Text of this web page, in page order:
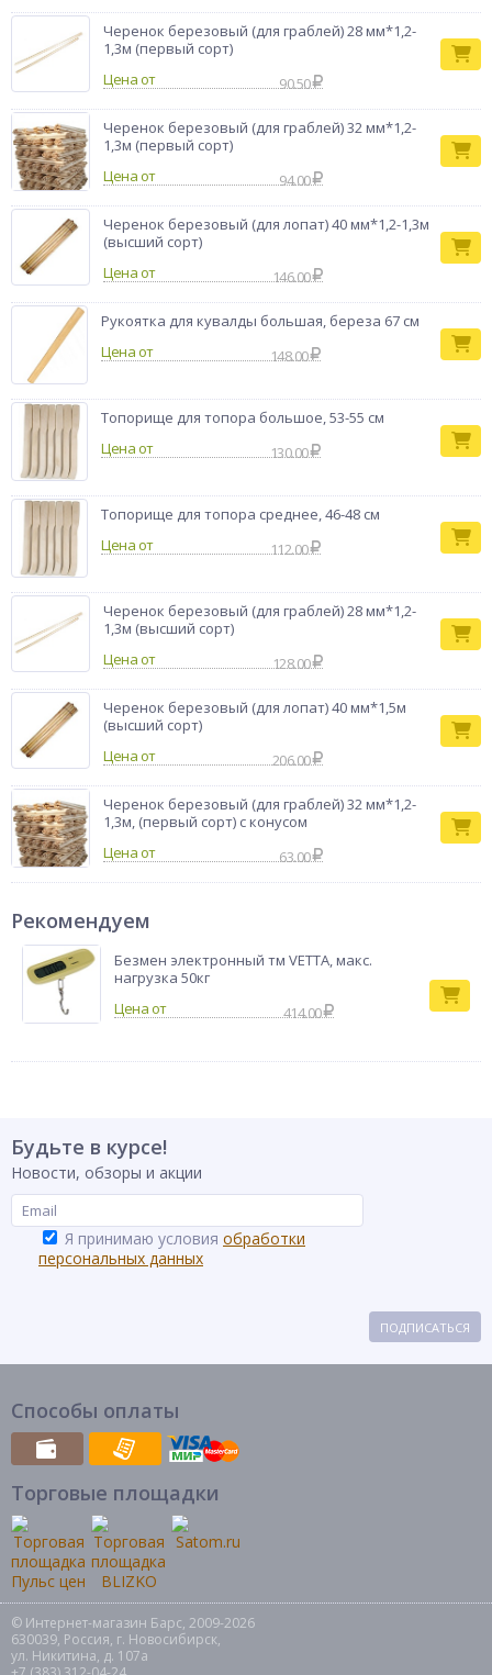
Черенок березовый (для граблей) 28 мм*1,2-
1,3м (первый сорт)
Цена от
90.50
Черенок березовый (для граблей) 32 мм*1,2-
1,3м (первый сорт)
Цена от
94.00
Черенок березовый (для лопат) 40 мм*1,2-1,3м
(высший сорт)
Цена от
146.00
Рукоятка для кувалды большая, береза 67 см
Цена от
148.00
Топорище для топора большое, 53-55 см
Цена от
130.00
Топорище для топора среднее, 46-48 см
Цена от
112.00
Черенок березовый (для граблей) 28 мм*1,2-
1,3м (высший сорт)
Цена от
128.00
Черенок березовый (для лопат) 40 мм*1,5м
(высший сорт)
Цена от
206.00
Черенок березовый (для граблей) 32 мм*1,2-
1,3м, (первый сорт) с конусом
Цена от
63.00
Рекомендуем
Безмен электронный тм VETTA, макс.
нагрузка 50кг
414.00
Будьте в курсе!
Новости, обзоры и акции
Я принимаю условия обработки
персональных данных
ПОДПИСАТЬСЯ
Способы оплаты
Торговые площадки
© Интернет-магазин Барс, 2009-2026
630039, Россия, г. Новосибирск,
ул. Никитина, д. 107а